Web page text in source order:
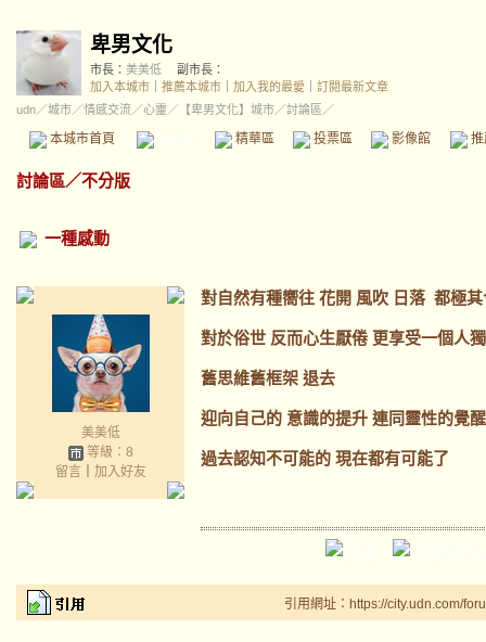
卑男文化
市長： 美美低
副市長：
加入本城市
推薦本城市 加入我的最愛
訂閱最新文章
udn／城市／情感交流／心靈 ／ 【卑男文化】城市／討論區／
本城市首頁 精華區 投票區 影像館
討論區／不分版
一種感動
美美低
等級：8
留言｜ 加入好友
對自然有種嚮往 花開 風吹 日落 都極
對於俗世 反而心生厭倦 更享受一個人
舊思維舊框架 退去
迎向自己的 意識的提升 連同靈性的覺
過去認知不可能的 現在都有可能了
引用網址：https://city.udn.com/